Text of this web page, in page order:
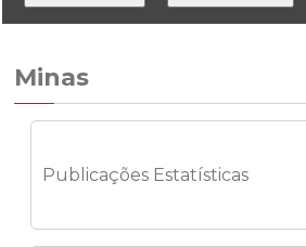
HomeEstatística Geologia Minas
Minas
Publicações Estatísticas